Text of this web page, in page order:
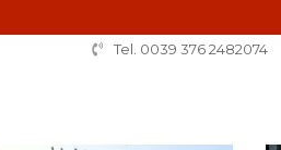
Tel. 0039 376 2482074